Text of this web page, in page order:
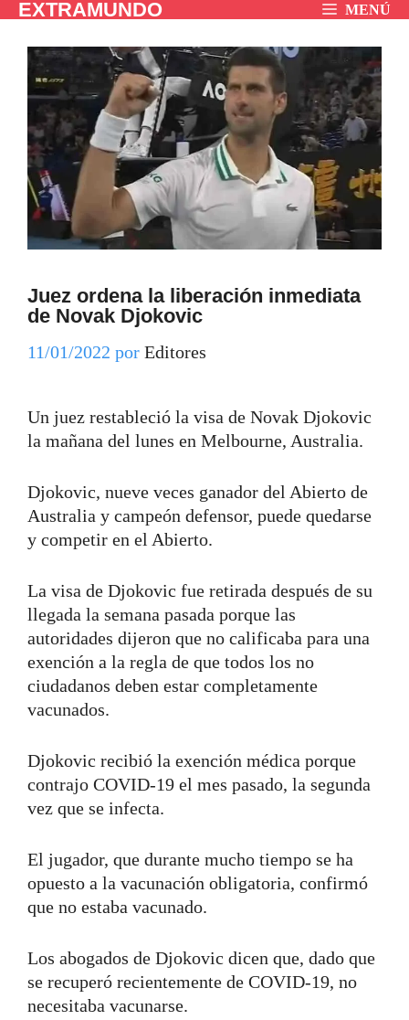
Saltar
contenido
EXTRAMUNDO MENÚ
Juez ordena la liberación inmediata
de Novak Djokovic
11/01/2022 por Editores
Un juez restableció la visa de Novak Djokovic
la mañana del lunes en Melbourne, Australia.
Djokovic, nueve veces ganador del Abierto de
Australia y campeón defensor, puede quedarse
y competir en el Abierto.
La visa de Djokovic fue retirada después de su
llegada la semana pasada porque las
autoridades dijeron que no calificaba para una
exención a la regla de que todos los no
ciudadanos deben estar completamente
vacunados.
Djokovic recibió la exención médica porque
contrajo COVID-19 el mes pasado, la segunda
vez que se infecta.
El jugador, que durante mucho tiempo se ha
opuesto a la vacunación obligatoria, confirmó
que no estaba vacunado.
Los abogados de Djokovic dicen que, dado que
se recuperó recientemente de COVID-19, no
necesitaba vacunarse.